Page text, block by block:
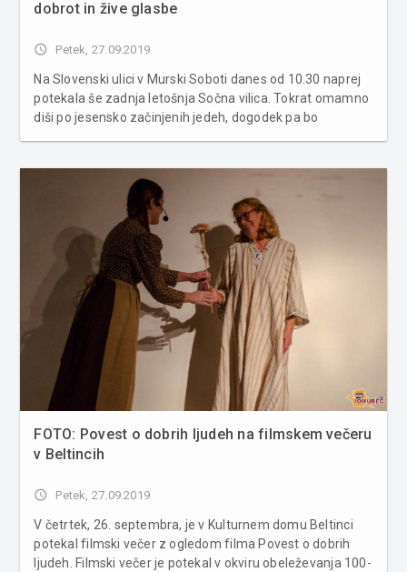
dobrot in žive glasbe
access_time Petek, 27.09.2019
Na Slovenski ulici v Murski Soboti danes od 10.30 naprej
potekala še zadnja letošnja Sočna vilica. Tokrat omamno
diši po jesensko začinjenih jedeh, dogodek pa bo
FOTO: Povest o dobrih ljudeh na filmskem večeru
v Beltincih
access_time Petek, 27.09.2019
V četrtek, 26. septembra, je v Kulturnem domu Beltinci
potekal filmski večer z ogledom filma Povest o dobrih
ljudeh. Filmski večer je potekal v okviru obeleževanja 100-